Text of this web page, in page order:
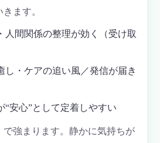
ます。
人間関係の整理が効く（受け取
し・ケアの追い風／発信が届き
“安心”として定着しやすい
強まります。静かに気持ちが